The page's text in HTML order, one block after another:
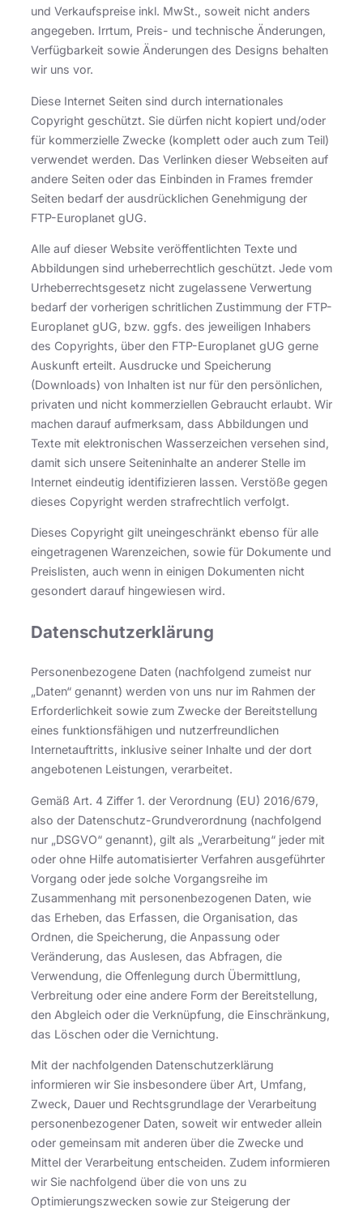
und Verkaufspreise inkl. MwSt., soweit nicht anders
angegeben. Irrtum, Preis- und technische Änderungen,
Verfügbarkeit sowie Änderungen des Designs behalten
wir uns vor.
Diese Internet Seiten sind durch internationales
Copyright geschützt. Sie dürfen nicht kopiert und/oder
für kommerzielle Zwecke (komplett oder auch zum Teil)
verwendet werden. Das Verlinken dieser Webseiten auf
andere Seiten oder das Einbinden in Frames fremder
Seiten bedarf der ausdrücklichen Genehmigung der
FTP-Europlanet gUG.
Alle auf dieser Website veröffentlichten Texte und
Abbildungen sind urheberrechtlich geschützt. Jede vom
Urheberrechtsgesetz nicht zugelassene Verwertung
bedarf der vorherigen schritlichen Zustimmung der FTP-
Europlanet gUG, bzw. ggfs. des jeweiligen Inhabers
des Copyrights, über den FTP-Europlanet gUG gerne
Auskunft erteilt. Ausdrucke und Speicherung
(Downloads) von Inhalten ist nur für den persönlichen,
privaten und nicht kommerziellen Gebraucht erlaubt. Wir
machen darauf aufmerksam, dass Abbildungen und
Texte mit elektronischen Wasserzeichen versehen sind,
damit sich unsere Seiteninhalte an anderer Stelle im
Internet eindeutig identifizieren lassen. Verstöße gegen
dieses Copyright werden strafrechtlich verfolgt.
Dieses Copyright gilt uneingeschränkt ebenso für alle
eingetragenen Warenzeichen, sowie für Dokumente und
Preislisten, auch wenn in einigen Dokumenten nicht
gesondert darauf hingewiesen wird.
Datenschutzerklärung
Personenbezogene Daten (nachfolgend zumeist nur
„Daten“ genannt) werden von uns nur im Rahmen der
Erforderlichkeit sowie zum Zwecke der Bereitstellung
eines funktionsfähigen und nutzerfreundlichen
Internetauftritts, inklusive seiner Inhalte und der dort
angebotenen Leistungen, verarbeitet.
Gemäß Art. 4 Ziffer 1. der Verordnung (EU) 2016/679,
also der Datenschutz-Grundverordnung (nachfolgend
nur „DSGVO“ genannt), gilt als „Verarbeitung“ jeder mit
oder ohne Hilfe automatisierter Verfahren ausgeführter
Vorgang oder jede solche Vorgangsreihe im
Zusammenhang mit personenbezogenen Daten, wie
das Erheben, das Erfassen, die Organisation, das
Ordnen, die Speicherung, die Anpassung oder
Veränderung, das Auslesen, das Abfragen, die
Verwendung, die Offenlegung durch Übermittlung,
Verbreitung oder eine andere Form der Bereitstellung,
den Abgleich oder die Verknüpfung, die Einschränkung,
das Löschen oder die Vernichtung.
Mit der nachfolgenden Datenschutzerklärung
informieren wir Sie insbesondere über Art, Umfang,
Zweck, Dauer und Rechtsgrundlage der Verarbeitung
personenbezogener Daten, soweit wir entweder allein
oder gemeinsam mit anderen über die Zwecke und
Mittel der Verarbeitung entscheiden. Zudem informieren
wir Sie nachfolgend über die von uns zu
Optimierungszwecken sowie zur Steigerung der